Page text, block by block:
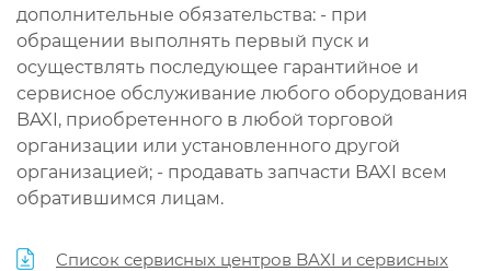
дополнительные обязательства: - при
обращении выполнять первый пуск и
осуществлять последующее гарантийное и
сервисное обслуживание любого оборудования
BAXI, приобретенного в любой торговой
организации или установленного другой
организацией; - продавать запчасти BAXI всем
обратившимся лицам.
Список сервисных центров BAXI и сервисных